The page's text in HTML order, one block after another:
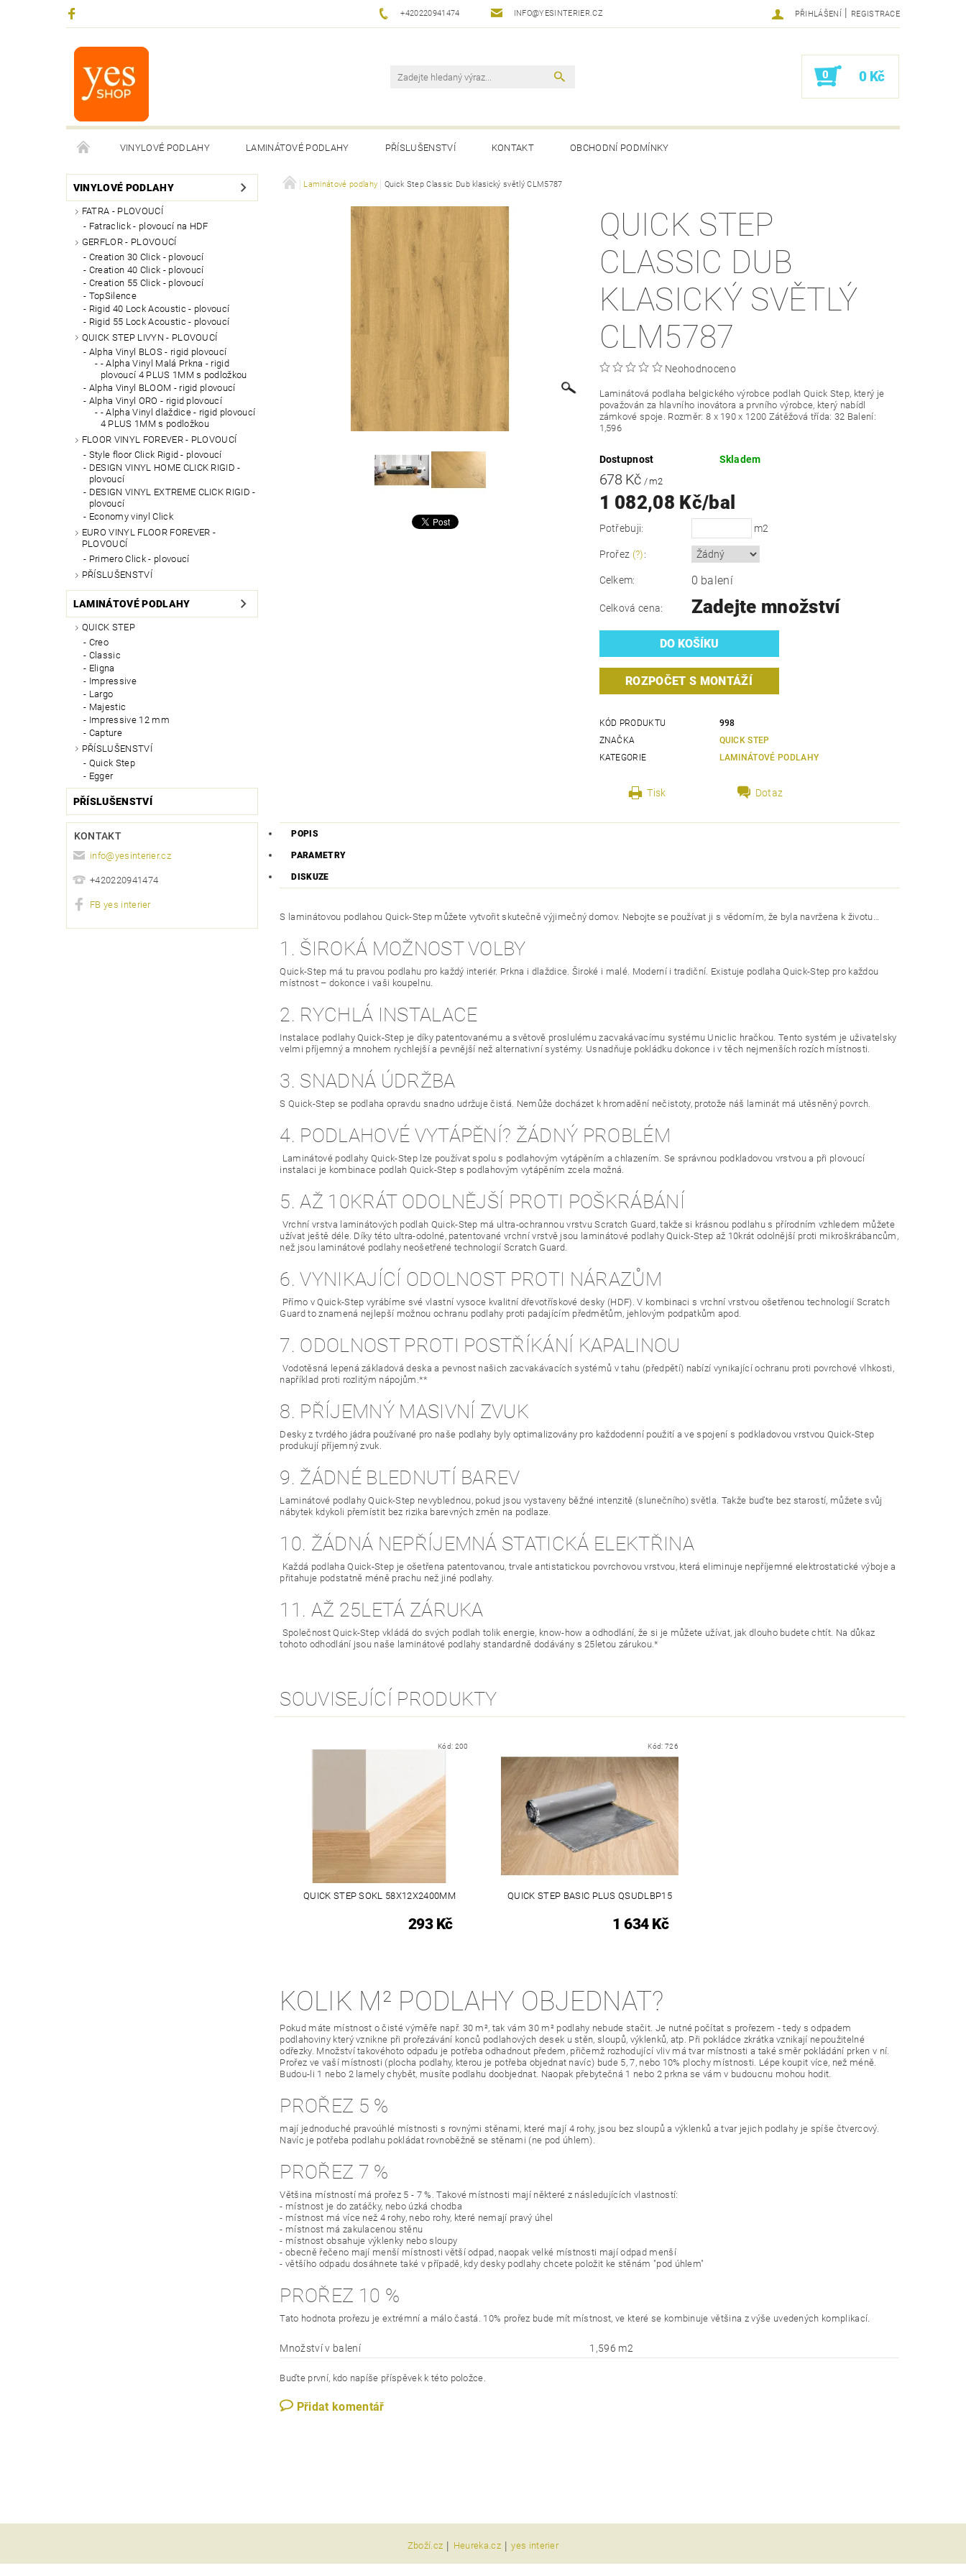
+420220941474 INFO@YESINTERIER.CZ PŘIHLÁŠENÍ | REGISTRACE
0 0 Kč
VINYLOVÉ PODLAHY LAMINÁTOVÉ PODLAHY PŘÍSLUŠENSTVÍ KONTAKT OBCHODNÍ PODMÍNKY
VINYLOVÉ PODLAHY
FATRA - PLOVOUCÍ
Fatraclick - plovoucí na HDF
GERFLOR - PLOVOUCÍ
Creation 30 Click - plovoucí
Creation 40 Click - plovoucí
Creation 55 Click - plovoucí
TopSilence
Rigid 40 Lock Acoustic - plovoucí
Rigid 55 Lock Acoustic - plovoucí
QUICK STEP LIVYN - PLOVOUCÍ
Alpha Vinyl BLOS - rigid plovoucí
- Alpha Vinyl Malá Prkna - rigid
plovoucí 4 PLUS 1MM s podložkou
Alpha Vinyl BLOOM - rigid plovoucí
Alpha Vinyl ORO - rigid plovoucí
- Alpha Vinyl dlaždice - rigid plovoucí
4 PLUS 1MM s podložkou
FLOOR VINYL FOREVER - PLOVOUCÍ
Style floor Click Rigid - plovoucí
DESIGN VINYL HOME CLICK RIGID -
plovoucí
DESIGN VINYL EXTREME CLICK RIGID -
plovoucí
Economy vinyl Click
EURO VINYL FLOOR FOREVER -
PLOVOUCÍ
Primero Click - plovoucí
PŘÍSLUŠENSTVÍ
LAMINÁTOVÉ PODLAHY
QUICK STEP
Creo
Classic
Eligna
Impressive
Largo
Majestic
Impressive 12 mm
Capture
PŘÍSLUŠENSTVÍ
Quick Step
Egger
PŘÍSLUŠENSTVÍ
KONTAKT
info@yesinterier.cz
+420220941474
FB yes interier
Laminátové podlahy Quick Step Classic Dub klasický světlý CLM5787
QUICK STEP
CLASSIC DUB
KLASICKÝ SVĚTLÝ
CLM5787
Neohodnoceno
Laminátová podlaha belgického výrobce podlah Quick Step, který je
považován za hlavního inovátora a prvního výrobce, který nabídl
zámkové spoje. Rozměr: 8 x 190 x 1200 Zátěžová třída: 32 Balení:
1,596
Dostupnost Skladem
678 Kč/ m2
1 082,08 Kč/bal
Potřebuji: m2
Prořez (?):
Celkem: 0 balení
Celková cena: Zadejte množství
ROZPOČET S MONTÁŽÍ
KÓD PRODUKTU
998
ZNAČKA
QUICK STEP
KATEGORIE
LAMINÁTOVÉ PODLAHY
Tisk Dotaz
POPIS
PARAMETRY
DISKUZE
S laminátovou podlahou Quick-Step můžete vytvořit skutečně výjimečný domov. Nebojte se používat ji s vědomím, že byla navržena k životu…
1. ŠIROKÁ MOŽNOST VOLBY
Quick-Step má tu pravou podlahu pro každý interiér. Prkna i dlaždice. Široké i malé. Moderní i tradiční. Existuje podlaha Quick-Step pro každou
místnost – dokonce i vaši koupelnu.
2. RYCHLÁ INSTALACE
Instalace podlahy Quick-Step je díky patentovanému a světově proslulému zacvakávacímu systému Uniclic hračkou. Tento systém je uživatelsky
velmi příjemný a mnohem rychlejší a pevnější než alternativní systémy. Usnadňuje pokládku dokonce i v těch nejmenších rozích místnosti.
3. SNADNÁ ÚDRŽBA
S Quick-Step se podlaha opravdu snadno udržuje čistá. Nemůže docházet k hromadění nečistoty, protože náš laminát má utěsněný povrch.
4. PODLAHOVÉ VYTÁPĚNÍ? ŽÁDNÝ PROBLÉM
Laminátové podlahy Quick-Step lze používat spolu s podlahovým vytápěním a chlazením. Se správnou podkladovou vrstvou a při plovoucí
instalaci je kombinace podlah Quick-Step s podlahovým vytápěním zcela možná.
5. AŽ 10KRÁT ODOLNĚJŠÍ PROTI POŠKRÁBÁNÍ
Vrchní vrstva laminátových podlah Quick-Step má ultra-ochrannou vrstvu Scratch Guard, takže si krásnou podlahu s přírodním vzhledem můžete
užívat ještě déle. Díky této ultra-odolné, patentované vrchní vrstvě jsou laminátové podlahy Quick-Step až 10krát odolnější proti mikroškrábancům,
než jsou laminátové podlahy neošetřené technologií Scratch Guard.
6. VYNIKAJÍCÍ ODOLNOST PROTI NÁRAZŮM
Přímo v Quick-Step vyrábíme své vlastní vysoce kvalitní dřevotřískové desky (HDF). V kombinaci s vrchní vrstvou ošetřenou technologií Scratch
Guard to znamená nejlepší možnou ochranu podlahy proti padajícím předmětům, jehlovým podpatkům apod.
7. ODOLNOST PROTI POSTŘÍKÁNÍ KAPALINOU
Vodotěsná lepená základová deska a pevnost našich zacvakávacích systémů v tahu (předpětí) nabízí vynikající ochranu proti povrchové vlhkosti,
například proti rozlitým nápojům.**
8. PŘÍJEMNÝ MASIVNÍ ZVUK
Desky z tvrdého jádra používané pro naše podlahy byly optimalizovány pro každodenní použití a ve spojení s podkladovou vrstvou Quick-Step
produkují příjemný zvuk.
9. ŽÁDNÉ BLEDNUTÍ BAREV
Laminátové podlahy Quick-Step nevyblednou, pokud jsou vystaveny běžné intenzitě (slunečního) světla. Takže buďte bez starostí, můžete svůj
nábytek kdykoli přemístit bez rizika barevných změn na podlaze.
10. ŽÁDNÁ NEPŘÍJEMNÁ STATICKÁ ELEKTŘINA
Každá podlaha Quick-Step je ošetřena patentovanou, trvale antistatickou povrchovou vrstvou, která eliminuje nepříjemné elektrostatické výboje a
přitahuje podstatně méně prachu než jiné podlahy.
11. AŽ 25LETÁ ZÁRUKA
Společnost Quick-Step vkládá do svých podlah tolik energie, know-how a odhodlání, že si je můžete užívat, jak dlouho budete chtít. Na důkaz
tohoto odhodlání jsou naše laminátové podlahy standardně dodávány s 25letou zárukou.*
SOUVISEJÍCÍ PRODUKTY
Kód: 200
QUICK STEP SOKL 58X12X2400MM
293 Kč
Kód:726
QUICK STEP BASIC PLUS QSUDLBP15
1 634 Kč
KOLIK M² PODLAHY OBJEDNAT?
Pokud máte místnost o čisté výměře např. 30 m², tak vám 30 m² podlahy nebude stačit. Je nutné počítat s prořezem - tedy s odpadem
podlahoviny který vznikne při prořezávání konců podlahových desek u stěn, sloupů, výklenků, atp. Při pokládce zkrátka vznikají nepoužitelné
odřezky. Množství takovéhoto odpadu je potřeba odhadnout předem, přičemž rozhodující vliv má tvar místnosti a také směr pokládání prken v ní.
Prořez ve vaší místnosti (plocha podlahy, kterou je potřeba objednat navíc) bude 5, 7, nebo 10% plochy místnosti. Lépe koupit více, než méně.
Budou-li 1 nebo 2 lamely chybět, musíte podlahu doobjednat. Naopak přebytečná 1 nebo 2 prkna se vám v budoucnu mohou hodit.
PROŘEZ 5 %
mají jednoduché pravoúhlé místnosti s rovnými stěnami, které mají 4 rohy, jsou bez sloupů a výklenků a tvar jejich podlahy je spíše čtvercový.
Navíc je potřeba podlahu pokládat rovnoběžně se stěnami (ne pod úhlem).
PROŘEZ 7 %
Většina místností má prořez 5 - 7 %. Takové místnosti mají některé z následujících vlastností:
- místnost je do zatáčky, nebo úzká chodba
- místnost má více než 4 rohy, nebo rohy, které nemají pravý úhel
- místnost má zakulacenou stěnu
- místnost obsahuje výklenky nebo sloupy
- obecně řečeno mají menší místnosti větší odpad, naopak velké místnosti mají odpad menší
- většího odpadu dosáhnete také v případě, kdy desky podlahy chcete položit ke stěnám "pod úhlem"
PROŘEZ 10 %
Tato hodnota prořezu je extrémní a málo častá. 10% prořez bude mít místnost, ve které se kombinuje většina z výše uvedených komplikací.
Množství v balení 1,596 m2
Buďte první, kdo napíše příspěvek k této položce.
Přidat komentář
Zboží.cz | Heureka.cz | yes interier